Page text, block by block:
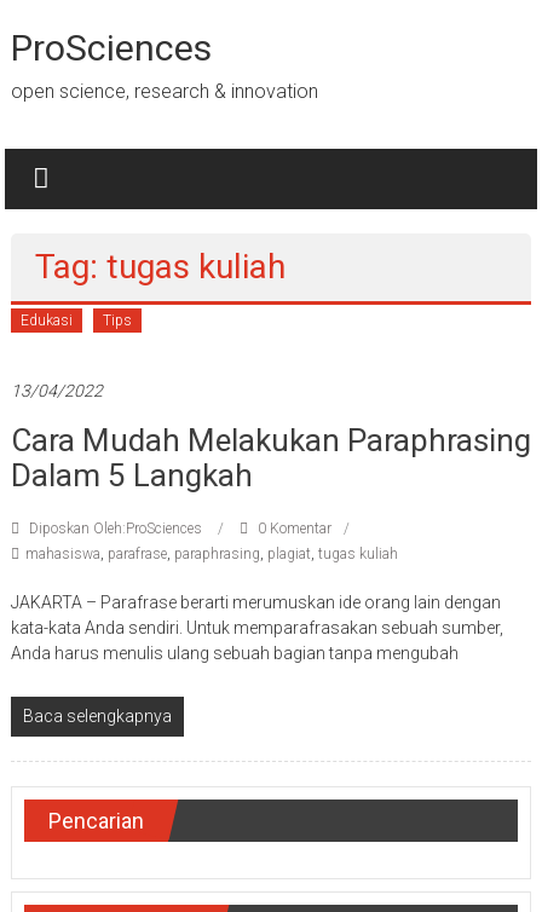
ke
konten
ProSciences
open science, research & innovation
Tag: tugas kuliah
Edukasi Tips
13/04/2022
Cara Mudah Melakukan Paraphrasing
Dalam 5 Langkah
Diposkan Oleh:ProSciences
0 Komentar
mahasiswa, parafrase, paraphrasing, plagiat, tugas kuliah
JAKARTA – Parafrase berarti merumuskan ide orang lain dengan
kata-kata Anda sendiri. Untuk memparafrasakan sebuah sumber,
Anda harus menulis ulang sebuah bagian tanpa mengubah
Baca selengkapnya
Pencarian